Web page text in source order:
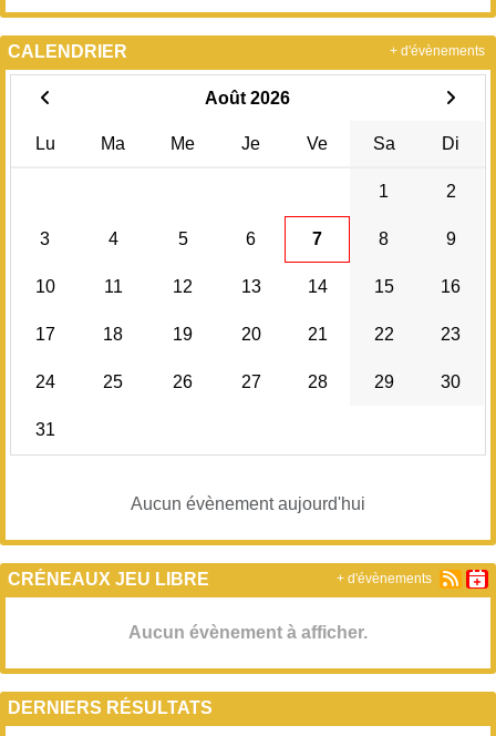
CALENDRIER
Août 2026
Lu Ma Me Je Ve Sa Di
1 2
3 4 5 6 7 8 9
10 11 12 13 14 15 16
17 18 19 20 21 22 23
24 25 26 27 28 29 30
31
Aucun évènement aujourd'hui
+ d'évènements
CRÉNEAUX JEU LIBRE
Aucun évènement à afficher.
+ d'évènements
DERNIERS RÉSULTATS